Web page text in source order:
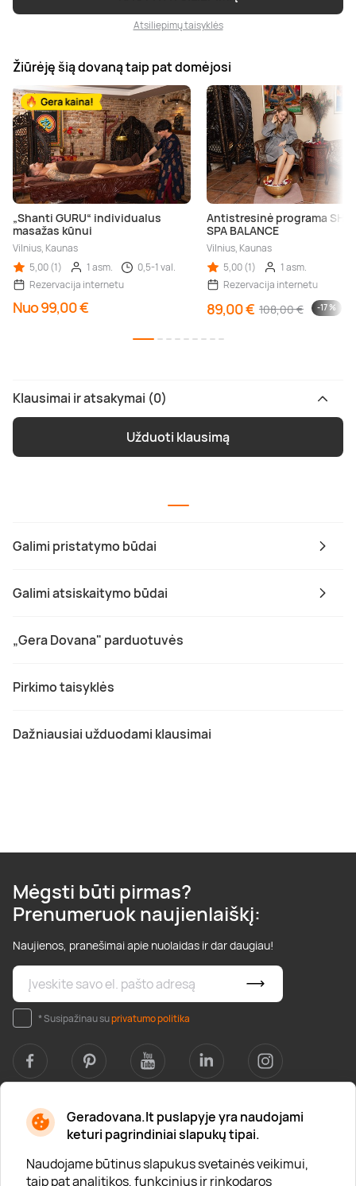
Geradovana.lt puslapyje yra naudojami
keturi pagrindiniai slapukų tipai.
Naudojame būtinus slapukus svetainės veikimui,
taip pat analitikos, funkcinius ir rinkodaros
Galimi pristatymo būdai
Galimi atsiskaitymo būdai
„Gera Dovana" parduotuvės
Pirkimo taisyklės
Dažniausiai užduodami klausimai
Atsiliepimų taisyklės
Žiūrėję šią dovaną taip pat domėjosi
„Shanti GURU“ individualus
masažas kūnui
Vilnius, Kaunas
5,00 (1)
1 asm.
0,5-1 val.
Rezervacija internetu
Nuo 99,00 €
Antistresinė programa
SPA BALANCE
Vilnius, Kaunas
5,00 (1)
1 asm.
Rezervacija internetu
89,00 € 108,00 € -17 %
Klausimai ir atsakymai (0)
Užduoti klausimą
Mėgsti būti pirmas?
Prenumeruok naujienlaiškį:
Naujienos, pranešimai apie nuolaidas ir dar daugiau!
* Susipažinau suprivatumo politika
Apie mus
Apie „Gera Dovana“